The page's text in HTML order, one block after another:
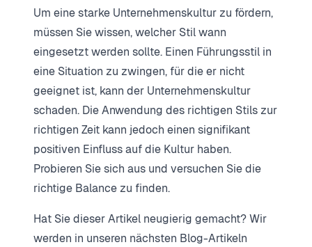
Um eine starke Unternehmenskultur zu fördern,
müssen Sie wissen, welcher Stil wann
eingesetzt werden sollte. Einen Führungsstil in
eine Situation zu zwingen, für die er nicht
geeignet ist, kann der Unternehmenskultur
schaden. Die Anwendung des richtigen Stils zur
richtigen Zeit kann jedoch einen signifikant
positiven Einfluss auf die Kultur haben.
Probieren Sie sich aus und versuchen Sie die
richtige Balance zu finden.
Hat Sie dieser Artikel neugierig gemacht? Wir
werden in unseren nächsten Blog-Artikeln